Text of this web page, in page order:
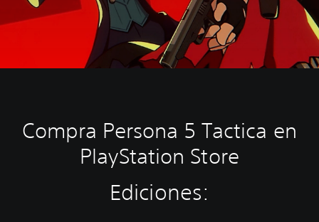
Compra Persona 5 Tactica en
PlayStation Store
Ediciones: